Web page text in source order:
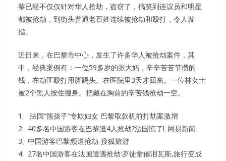
黎已经不仅仅针对华人抢劫，盗窃了，搞笑到连议员和明星
都被抢劫，到街头普通老百姓连续被抢劫和殴打，令人发
指。
近日来，在巴黎市中心，发生了许多华人被抢劫案件，其
中，经典案例有：一位59多岁的张大妈，辛辛苦苦节攒的
钱，在劫匪殴打用脚踢头。在医院里3天才回来。一位林女士
被2个黑人按住搜身。把藏在胸前的辛苦钱抢劫一空。
1. 法国“熊孩子”专欺妇女 巴黎取款机前打劫案激增
2. 40多名中国游客在巴黎遭4人抢劫?法国慌了!_网易新闻
3. 中国游客巴黎频遭抢劫-搜狐旅游
4. 27名中国游客在法国遭遇抢劫:歹徒拿催泪瓦斯,旅行变成